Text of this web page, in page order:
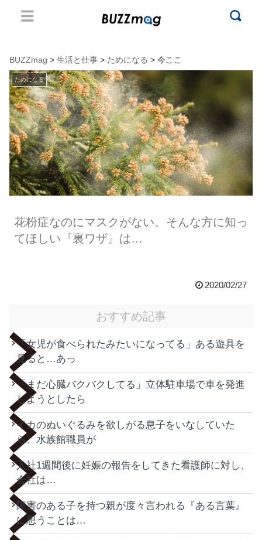
BUZZmag > 生活と仕事 > ためになる > 今ここ
ためになる
花粉症なのにマスクがない。そんな方に知っ
てほしい『裏ワザ』は…
2020/02/27
おすすめ記事
「女児が食べられたみたいになってる」ある遊具を
見ると…あっ
「まだ心臓バクバクしてる」立体駐車場で車を発進
しようとしたら
イカのぬいぐるみを欲しがる息子をいなしていた
ら、水族館職員が
入社1週間後に妊娠の報告をしてきた看護師に対し、
会社は…
障害のある子を持つ親が度々言われる『ある言葉』
に思うことは…